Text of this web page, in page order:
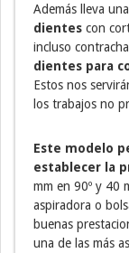
Además lleva
dientes con
incluso
dientes para
Estos nos
los trabajos no
Este modelo
establecer la
mm en 90º y 40
aspiradora o
buenas
una de las más